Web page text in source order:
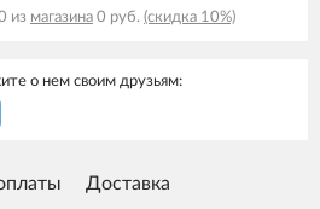
из магазина 0 руб. (скидка 10%)
о нем своим друзьям:
Доставка